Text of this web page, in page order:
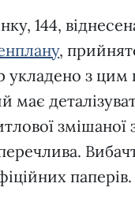
144,
,
укладено з
має
змішаної